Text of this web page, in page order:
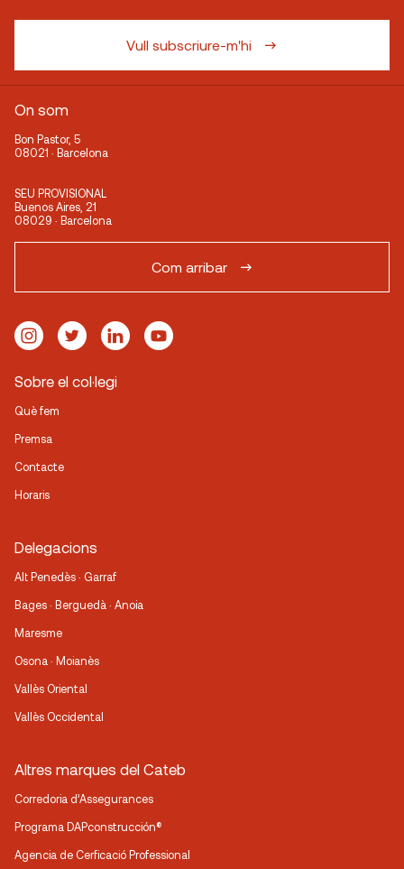
Vull subscriure-m'hi
On som
Bon Pastor, 5
08021 · Barcelona
SEU PROVISIONAL
Buenos Aires, 21
08029 · Barcelona
Com arribar
Sobre el col·legi
Què fem
Premsa
Contacte
Horaris
Delegacions
Alt Penedès · Garraf
Bages · Berguedà · Anoia
Maresme
Osona · Moianès
Vallès Oriental
Vallès Occidental
Altres marques del Cateb
Corredoria d’Assegurances
Programa DAPconstrucción®
Agencia de Cerficació Professional